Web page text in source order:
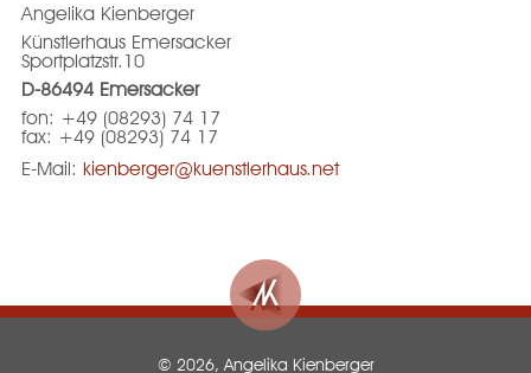
Angelika Kienberger
Künstlerhaus Emersacker
Sportplatzstr.10
D-86494 Emersacker
fon: +49 (08293) 74 17
fax: +49 (08293) 74 17
E-Mail: kienberger@kuenstlerhaus.net
© 2026, Angelika Kienberger